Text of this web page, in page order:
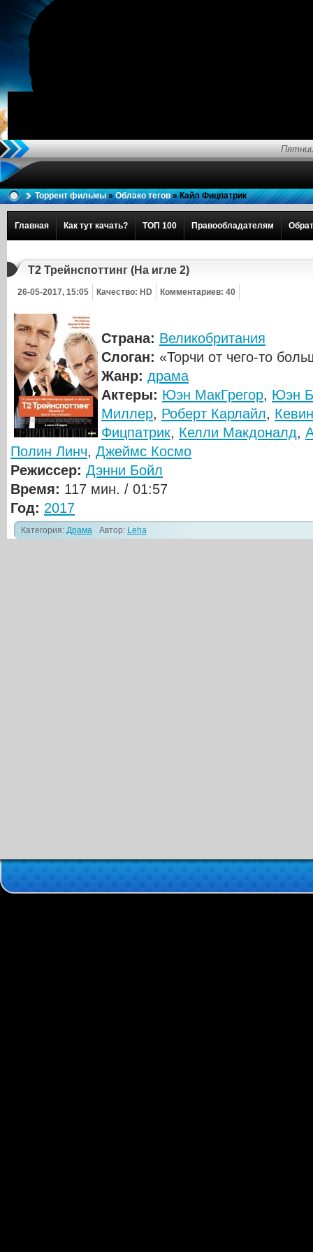
Торрент фильмы»Облако тегов» Кайл Фицпатрик
Главная Как тут качать? ТОП 100 Правообладателям
Т2 Трейнспоттинг (На игле 2)
26-05-2017, 15:05 Качество: HD Комментариев: 40
Страна: Великобритания
Слоган: «Торчи от чего-то
Жанр: драма
Актеры: Юэн МакГрегор, Юэн
Миллер, Роберт Карлайл,
Фицпатрик, Келли Макдоналд,
Полин Линч, Джеймс Космо
Режиссер: Дэнни Бойл
Время: 117 мин. / 01:57
Год: 2017
Категория: Драма Автор: Leha